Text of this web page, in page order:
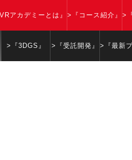
アカデミーとは』 >『コース紹介』 >
>『3DGS』 >『受託開発』 >『最新